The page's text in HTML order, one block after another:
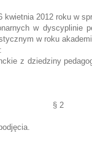
kwietnia 2012 roku w
w dyscyplinie
w roku
z dziedziny
§ 2